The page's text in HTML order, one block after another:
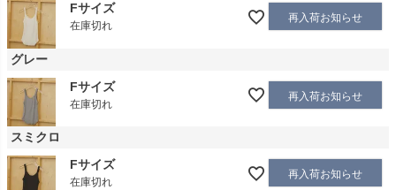
Fサイズ
在庫切れ
再入荷お知らせ
グレー
Fサイズ
在庫切れ
再入荷お知らせ
スミクロ
Fサイズ
在庫切れ
再入荷お知らせ